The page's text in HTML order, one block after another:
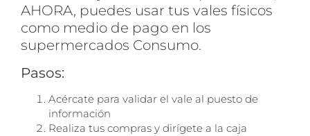
AHORA, puedes usar tus vales físicos
como medio de pago en los
supermercados Consumo.
Pasos:
Acércate para validar el vale al puesto de
información
Realiza tus compras y dirígete a la caja